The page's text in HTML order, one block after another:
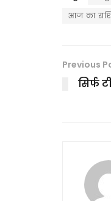
आज का
Previous
सिर्फ